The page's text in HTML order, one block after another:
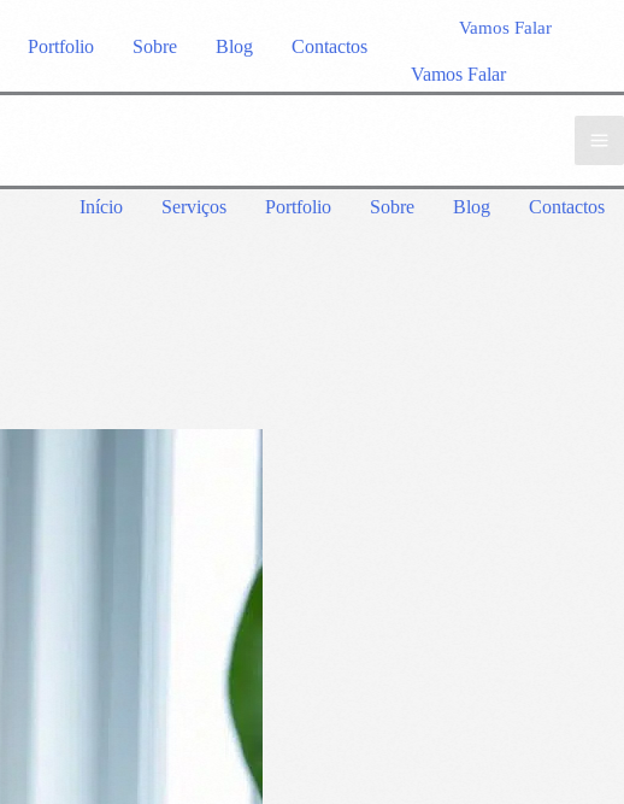
Portfolio Sobre Blog Contactos
Vamos Falar
Vamos Falar
Início Serviços Portfolio Sobre Blog Contactos